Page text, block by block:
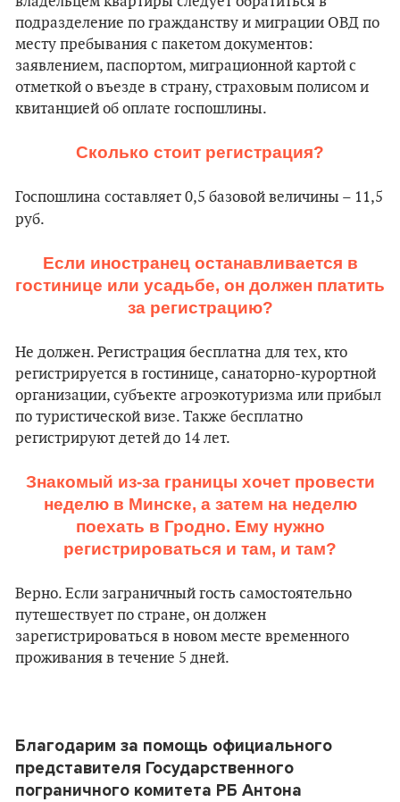
подразделение по гражданству и миграции ОВД по
месту пребывания с пакетом документов:
заявлением, паспортом, миграционной картой с
отметкой о въезде в страну, страховым полисом и
квитанцией об оплате госпошлины.
Сколько стоит регистрация?
Госпошлина составляет 0,5 базовой величины – 11,5
руб.
Если иностранец останавливается в
гостинице или усадьбе, он должен платить
за регистрацию?
Не должен. Регистрация бесплатна для тех, кто
регистрируется в гостинице, санаторно-курортной
организации, субъекте агроэкотуризма или прибыл
по туристической визе. Также бесплатно
регистрируют детей до 14 лет.
Знакомый из-за границы хочет провести
неделю в Минске, а затем на неделю
поехать в Гродно. Ему нужно
регистрироваться и там, и там?
Верно. Если заграничный гость самостоятельно
путешествует по стране, он должен
зарегистрироваться в новом месте временного
проживания в течение 5 дней.
Благодарим за помощь официального
представителя Государственного
пограничного комитета РБ Антона